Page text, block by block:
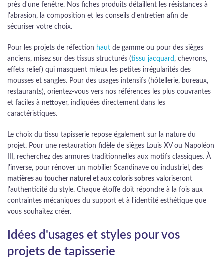
près d'une fenêtre. Nos fiches produits détaillent les résistances à
l'abrasion, la composition et les conseils d'entretien afin de
sécuriser votre choix.
Pour les projets de réfection haut de gamme ou pour des sièges
anciens, misez sur des tissus structurés (tissu jacquard , chevrons,
effets relief) qui masquent mieux les petites irrégularités des
mousses et sangles. Pour des usages intensifs (hôtellerie, bureaux,
restaurants), orientez-vous vers nos références les plus couvrantes
et faciles à nettoyer, indiquées directement dans les
caractéristiques.
Le choix du tissu tapisserie repose également sur la nature du
projet. Pour une restauration fidèle de sièges Louis XV ou Napoléon
III, recherchez des armures traditionnelles aux motifs classiques. À
l'inverse, pour rénover un mobilier Scandinave ou industriel, des
matières au toucher naturel et aux coloris sobres valoriseront
l'authenticité du style. Chaque étoffe doit répondre à la fois aux
contraintes mécaniques du support et à l'identité esthétique que
vous souhaitez créer.
Idées d'usages et styles pour vos
projets de tapisserie